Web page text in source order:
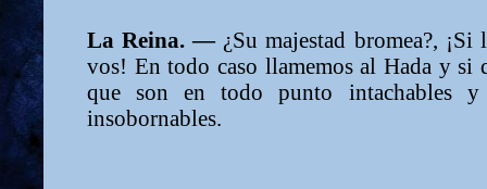
La Reina. — ¿Su majestad bromea?,
vos! En todo caso llamemos al Hada y si
que son en todo punto intachables y
insobornables.